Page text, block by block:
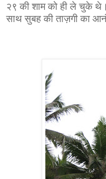
२९ की शाम को ही ले चुके
साथ सुबह की ताज़गी का